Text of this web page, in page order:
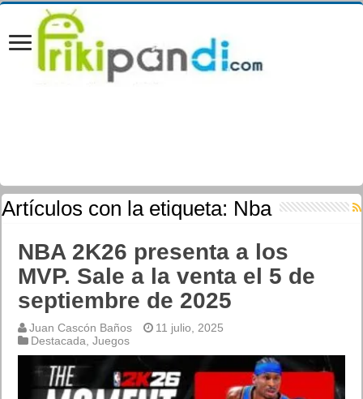
Artículos con la etiqueta: Nba
NBA 2K26 presenta a los
MVP. Sale a la venta el 5 de
septiembre de 2025
Juan Cascón Baños
11 julio, 2025
Destacada ,Juegos